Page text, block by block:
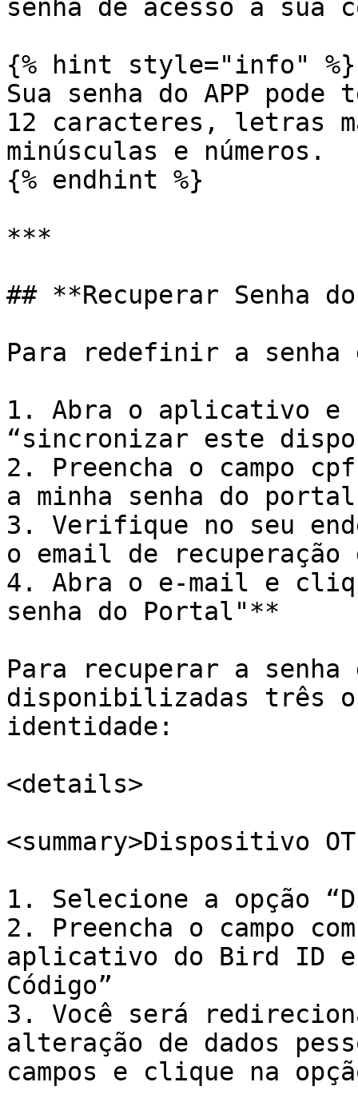
senha de acesso à sua
{% hint style="info" %}
Sua senha do APP
12 caracteres, letras
minúsculas e números.
{% endhint %}
***
## **Recuperar Senha
Para redefinir a
1. Abra o aplicativo e
“sincronizar este
2. Preencha o campo
a minha senha do
3. Verifique no seu
o email de
4. Abra o e-mail e
senha do Portal"**
Para recuperar a
disponibilizadas três
identidade:
<details>
<summary>Dispositivo
1. Selecione a opção
2. Preencha o campo
aplicativo do Bird ID
Código”
3. Você será
alteração de dados
campos e clique na